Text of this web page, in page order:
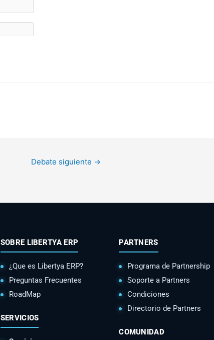
Debate siguiente →
SOBRE LIBERTYA ERP
¿Que es Libertya ERP?
Preguntas Frecuentes
RoadMap
SERVICIOS
PARTNERS
Programa de Partnership
Soporte a Partners
Condiciones
Directorio de Partners
COMUNIDAD